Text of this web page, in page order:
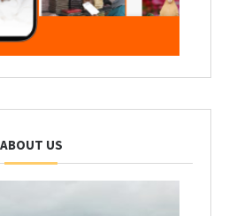
ABOUT US